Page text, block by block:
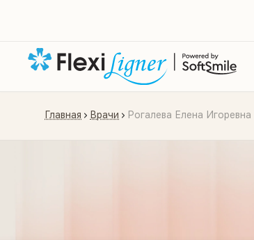
Главная Врачи Рогалева Елена Игоревна